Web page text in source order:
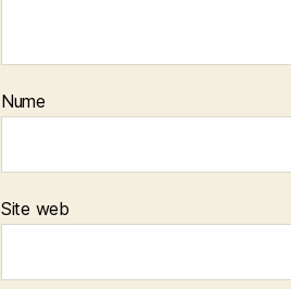
Nume
Site web